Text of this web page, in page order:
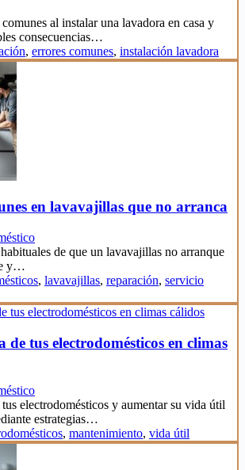
al instalar una lavadora en casa y
consecuencias…
, errores comunes, instalación lavadora
en lavavajillas que no arranca
de que un lavavajillas no arranque
y…
, lavavajillas, reparación, servicio
tus electrodomésticos en climas
electrodomésticos y aumentar su vida útil
estrategias…
, mantenimiento, vida útil